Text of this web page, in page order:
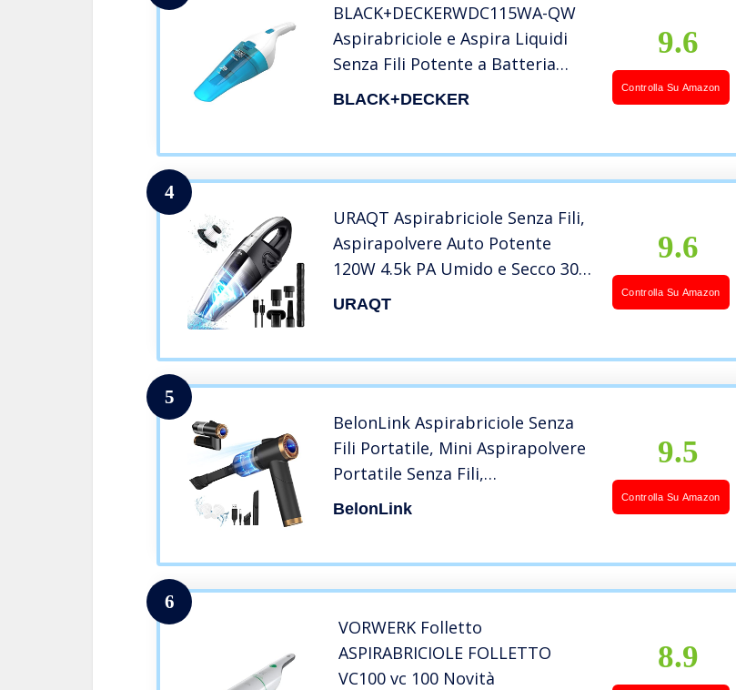
BLACK+DECKERWDC115WA-QW
Aspirabriciole e Aspira Liquidi
Senza Fili Potente a Batteria
Litio Doppio Sistema di
BLACK+DECKER
9.6
Controlla Su Amazon
4
URAQT Aspirabriciole Senza Fili,
Aspirapolvere Auto Potente
120W 4.5k PA Umido e Secco 30
Minuti di Lavoro Aspirabriciole
Ricaricabile, Bbuono per Casa,
URAQT
9.6
Controlla Su Amazon
5
BelonLink Aspirabriciole Senza
Fili Portatile, Mini Aspirapolvere
Portatile Senza Fili,
Aspirapolvere per Auto 120W
BelonLink
9.5
Controlla Su Amazon
6
VORWERK Folletto
ASPIRABRICIOLE FOLLETTO
VC100 vc 100 Novità
8.9